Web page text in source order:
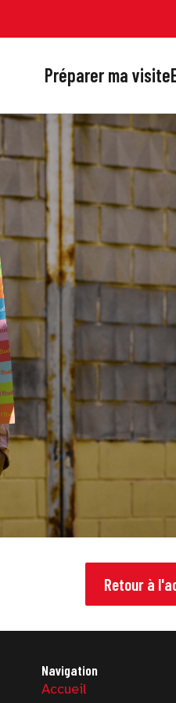
Préparer ma visite
Retour à
Navigation
Accueil